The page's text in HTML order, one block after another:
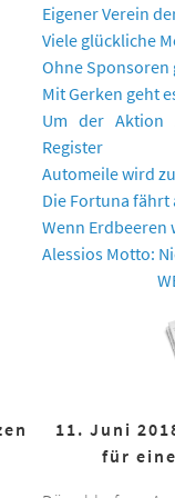
Eigener Verein
Viele glückliche
Ohne Sponsoren
Mit Gerken geht
Um der Aktion
Register
Automeile wird
Die Fortuna fährt
Wenn Erdbeeren
Alessios Motto:
11. Juni
für